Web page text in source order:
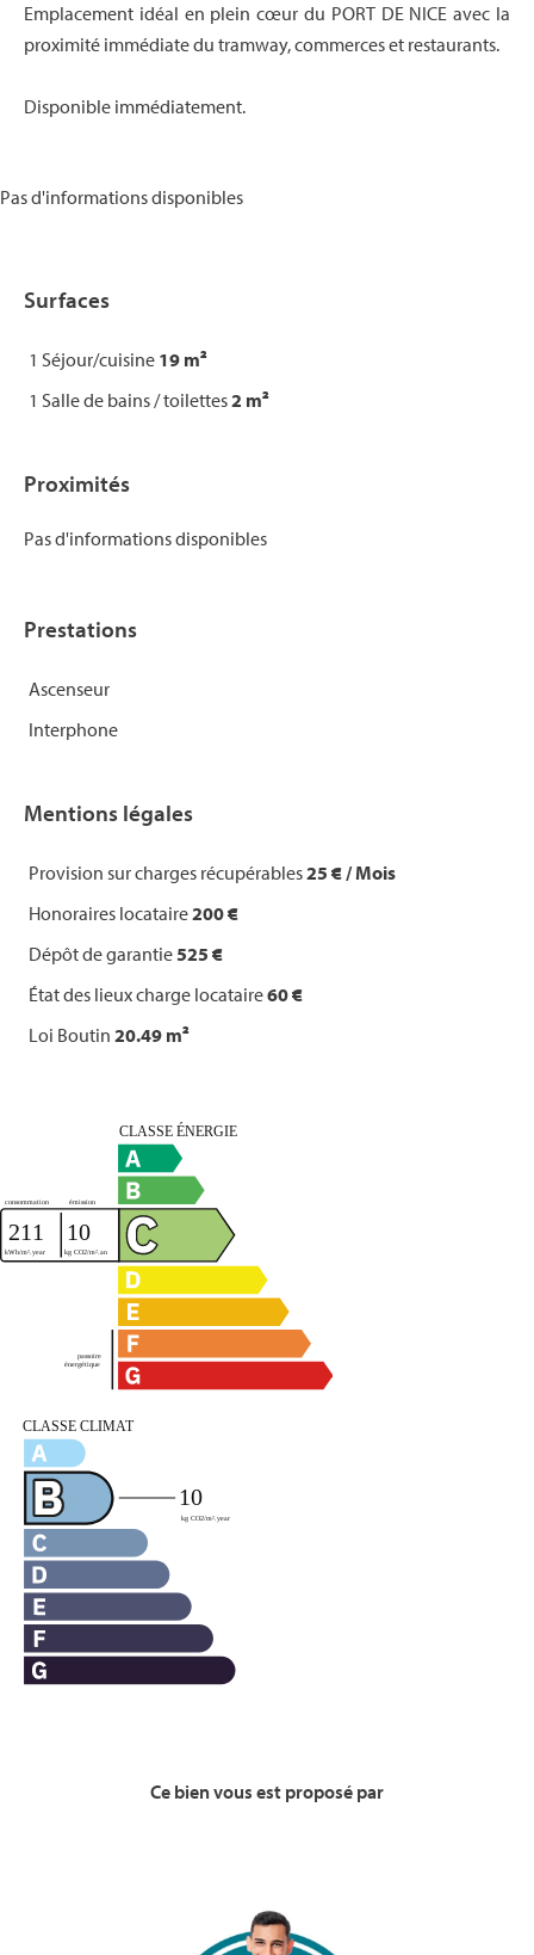
Emplacement idéal en plein cœur du PORT DE NICE avec la
proximité immédiate du tramway, commerces et restaurants.
Disponible immédiatement.
Pas d'informations disponibles
Surfaces
1 Séjour/cuisine 19 m²
1 Salle de bains / toilettes2 m²
Proximités
Pas d'informations disponibles
Prestations
Ascenseur
Interphone
Mentions légales
Provision sur charges récupérables25 € / Mois
Honoraires locataire200 €
Dépôt de garantie525 €
État des lieux charge locataire60 €
Loi Boutin 20.49 m²
Ce bien vous est proposé par
Voir la Bio